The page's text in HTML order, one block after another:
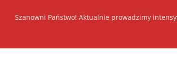
Szanowni Państwo! Aktualnie prowadzimy